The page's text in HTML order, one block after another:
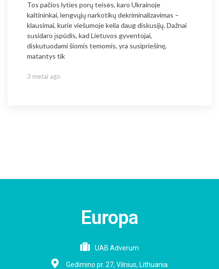
Tos pačios lyties porų teisės, karo Ukrainoje
kaltininkai, lengvųjų narkotikų dekriminalizavimas –
klausimai, kurie viešumoje kelia daug diskusijų. Dažnai
susidaro įspūdis, kad Lietuvos gyventojai,
diskutuodami šiomis temomis, yra susipriešinę,
matantys tik
3 metai ago
Europa
UAB Adverum
Gedimino pr. 27, Vilnius, Lithuania